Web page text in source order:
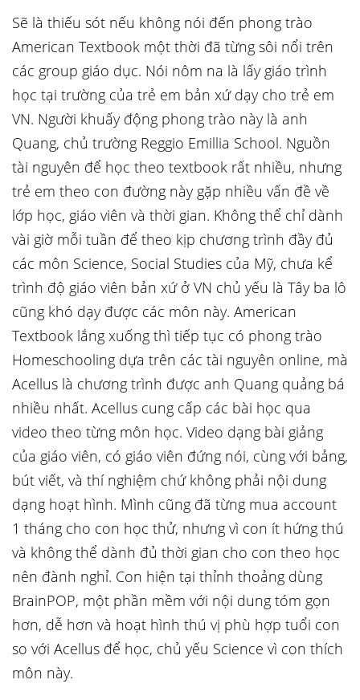
Sẽ là thiếu sót nếu không nói đến phong trào
American Textbook một thời đã từng sôi nổi trên
các group giáo dục. Nói nôm na là lấy giáo trình
học tại trường của trẻ em bản xứ dạy cho trẻ em
VN. Người khuấy động phong trào này là anh
Quang, chủ trường Reggio Emillia School. Nguồn
tài nguyên để học theo textbook rất nhiều, nhưng
trẻ em theo con đường này gặp nhiều vấn đề về
lớp học, giáo viên và thời gian. Không thể chỉ dành
vài giờ mỗi tuần để theo kịp chương trình đầy đủ
các môn Science, Social Studies của Mỹ, chưa kể
trình độ giáo viên bản xứ ở VN chủ yếu là Tây ba lô
cũng khó dạy được các môn này. American
Textbook lắng xuống thì tiếp tục có phong trào
Homeschooling dựa trên các tài nguyên online, mà
Acellus là chương trình được anh Quang quảng bá
nhiều nhất. Acellus cung cấp các bài học qua
video theo từng môn học. Video dạng bài giảng
của giáo viên, có giáo viên đứng nói, cùng với bảng,
bút viết, và thí nghiệm chứ không phải nội dung
dạng hoạt hình. Mình cũng đã từng mua account
1 tháng cho con học thử, nhưng vì con ít hứng thú
và không thể dành đủ thời gian cho con theo học
nên đành nghỉ. Con hiện tại thỉnh thoảng dùng
BrainPOP, một phần mềm với nội dung tóm gọn
hơn, dễ hơn và hoạt hình thú vị phù hợp tuổi con
so với Acellus để học, chủ yếu Science vì con thích
môn này.